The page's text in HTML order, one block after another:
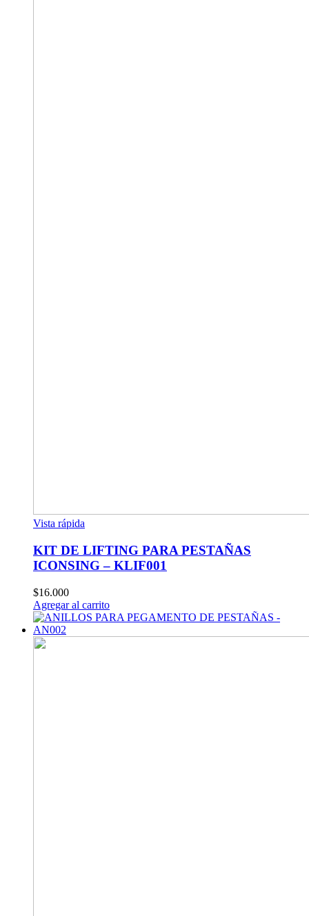
Vista rápida
KIT DE LIFTING PARA PESTAÑAS
ICONSING – KLIF001
$16.000
Agregar al carrito